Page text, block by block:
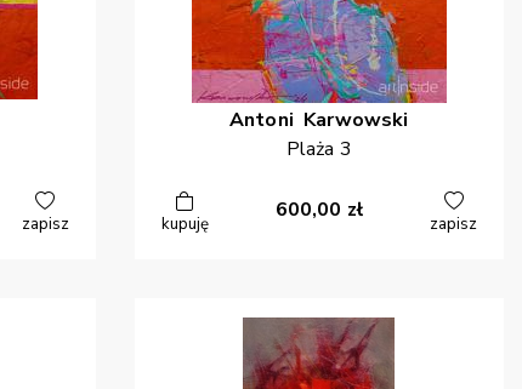
zapisz
Antoni Karwowski
Plaża 3
kupuję
600,00 zł
zapisz